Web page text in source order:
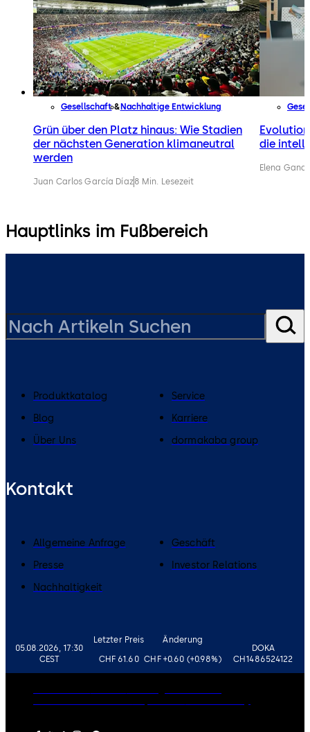
Gesellschaft Nachhaltige Entwicklung
Grün über den Platz hinaus: Wie Stadien
der nächsten Generation klimaneutral
werden
Juan Carlos García Díaz8 Min. Lesezeit
die
Elena
Hauptlinks im Fußbereich
05.08.2026, 17:30
CEST
Letzter Preis
CHF 61.60
Änderung
CHF +0.60 (+0.98%)
DOKA
CH1486524122
Produktkatalog
Service
Blog
Karriere
Über Uns
dormakaba group
Kontakt
Allgemeine Anfrage
Geschäft
Presse
Investor Relations
Nachhaltigkeit